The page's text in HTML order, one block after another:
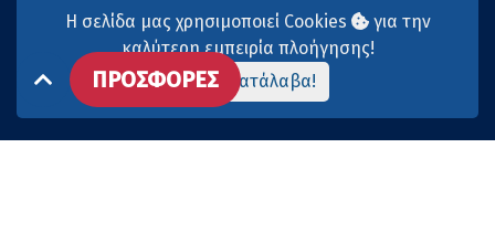
Άγιοι Ανάργυροι
210 2614316
210 2615904
info@aqua-marina.gr
ΠΡΟΣΦΟΡΕΣ
Η σελίδα μας χρησιμοποιεί Cookies
για την
καλύτερη εμπειρία πλοήγησης!
Το κατάλαβα!